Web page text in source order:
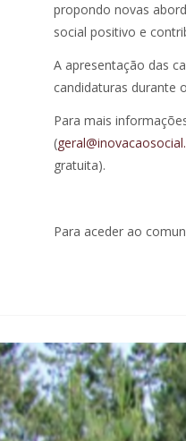
propondo novas
social positivo e
A apresentação das
candidaturas durante
Para mais
(
gratuita).
Para aceder ao